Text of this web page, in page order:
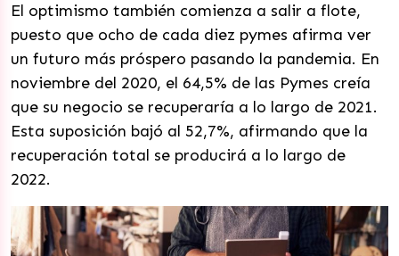
El optimismo también comienza a salir a flote,
puesto que ocho de cada diez pymes afirma ver
un futuro más próspero pasando la pandemia. En
noviembre del 2020, el 64,5% de las Pymes creía
que su negocio se recuperaría a lo largo de 2021.
Esta suposición bajó al 52,7%, afirmando que la
recuperación total se producirá a lo largo de
2022.